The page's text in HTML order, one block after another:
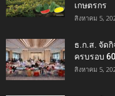
เกษตรกร
สิงหาคม 5,
ธ.ก.ส. จัด
ครบรอบ
สิงหาคม 5,